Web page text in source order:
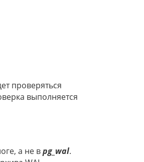
проверяться
выполняется
а не вpg_wal.